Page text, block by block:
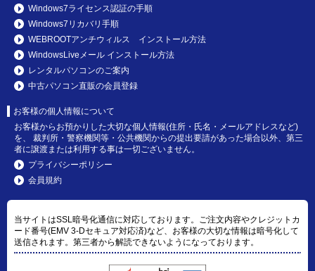
Windows7ライセンス認証の手順
Windows7リカバリ手順
WEBROOTアンチウィルス インストール方法
WindowsLiveメール インストール方法
レンタルパソコンのご案内
中古パソコン直販の会員登録
お客様の個人情報について
お客様からお預かりした大切な個人情報(住所・氏名・メールアドレスなど)
を、 裁判所・警察機関等・公共機関からの提出要請があった場合以外、第三
者に譲渡または利用する事は一切ございません。
プライバシーポリシー
会員規約
当サイトはSSL暗号化通信に対応しております。ご注文内容やクレジットカ
ード番号(EMV 3-Dセキュア対応済)など、お客様の大切な情報は暗号化して
送信されます。第三者から解読できないようになっております。